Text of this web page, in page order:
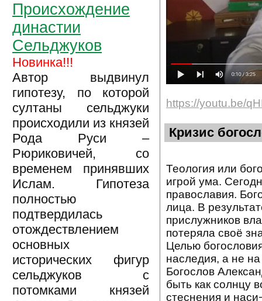
Происхождение
династии
Сельджуков
Новинка!!!
Автор выдвинул
гипотезу, по которой
султаны сельджуки
происходили из князей
Рода Руси –
Рюриковичей, со
временем принявших
Ислам. Гипотеза
полностью
подтвердилась
отождествлением
основных
исторических фигур
сельджуков с
потомками князей
https://youtu.be/
Кризис
Теология или
игрой ума.
православия.
лица. В
прислужников
потеряла своё
Целью
наследия, а не
Богослов
быть как солнцу
стеснения и